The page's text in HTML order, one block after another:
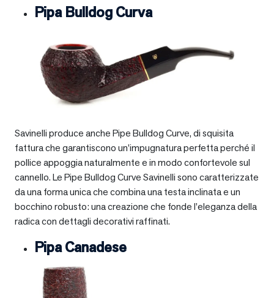
Pipa Bulldog Curva
Savinelli produce anche Pipe Bulldog Curve, di squisita
fattura che garantiscono un’impugnatura perfetta perché il
pollice appoggia naturalmente e in modo confortevole sul
cannello. Le Pipe Bulldog Curve Savinelli sono caratterizzate
da una forma unica che combina una testa inclinata e un
bocchino robusto: una creazione che fonde l’eleganza della
radica con dettagli decorativi raffinati.
Pipa Canadese